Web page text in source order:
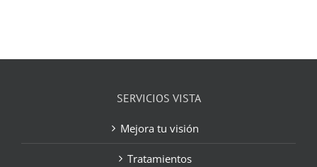
SERVICIOS VISTA
Mejora tu visión
Tratamientos